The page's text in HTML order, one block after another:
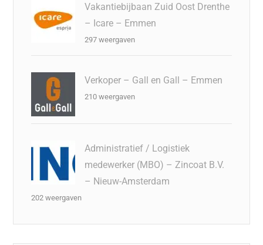
Vakantiebijbaan Zuid Oost Drenthe
– Icare – Emmen
297 weergaven
Verkoper – Gall en Gall – Emmen
210 weergaven
Administratief / Logistiek
medewerker (MBO) – Zincoat B.V.
– Nieuw-Amsterdam
202 weergaven